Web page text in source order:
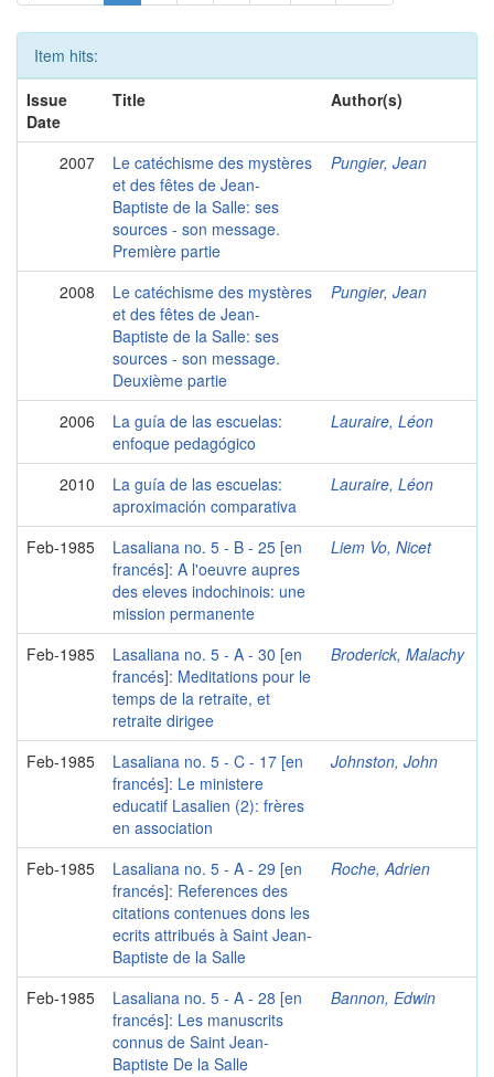
Item hits:
Issue
Date
Title Author(s)
2007
Le catéchisme des mystères
et des fêtes de Jean-
Baptiste de la Salle: ses
sources - son message.
Première partie
Pungier, Jean
2008
Le catéchisme des mystères
et des fêtes de Jean-
Baptiste de la Salle: ses
sources - son message.
Deuxième partie
Pungier, Jean
2006
La guía de las escuelas:
enfoque pedagógico
Lauraire, Léon
2010
La guía de las escuelas:
aproximación comparativa
Lauraire, Léon
Feb-1985
Lasaliana no. 5 - B - 25 [en
francés]: A l'oeuvre aupres
des eleves indochinois: une
mission permanente
Liem Vo, Nicet
Feb-1985
Lasaliana no. 5 - A - 30 [en
francés]: Meditations pour le
temps de la retraite, et
retraite dirigee
Broderick, Malachy
Feb-1985
Lasaliana no. 5 - C - 17 [en
francés]: Le ministere
educatif Lasalien (2): frères
en association
Johnston, John
Feb-1985
Lasaliana no. 5 - A - 29 [en
francés]: References des
citations contenues dons les
ecrits attribués à Saint Jean-
Baptiste de la Salle
Roche, Adrien
Feb-1985
Lasaliana no. 5 - A - 28 [en
francés]: Les manuscrits
connus de Saint Jean-
Baptiste De la Salle
Bannon, Edwin